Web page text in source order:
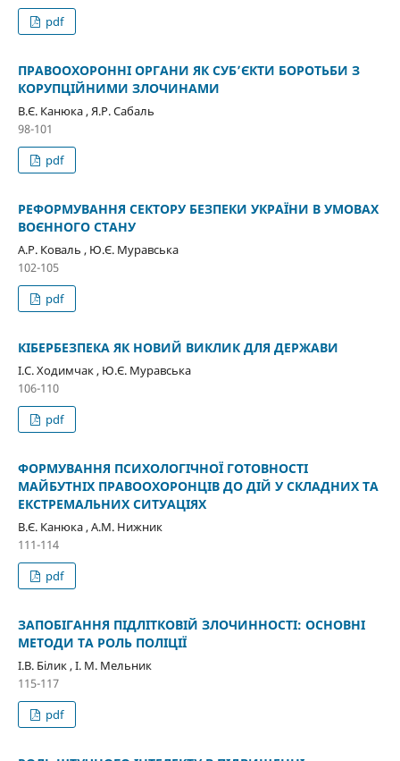
pdf
ПРАВООХОРОННI ОРГАНИ ЯК СУБ’ЄКТИ БОРОТЬБИ З
КОРУПЦІЙНИМИ ЗЛОЧИНАМИ
В.Є. Канюка , Я.Р. Сабаль
98-101
pdf
РЕФОРМУВАННЯ СЕКТОРУ БЕЗПЕКИ УКРАЇНИ В УМОВАХ
ВОЄННОГО СТАНУ
А.Р. Коваль , Ю.Є. Муравська
102-105
pdf
КІБЕРБЕЗПЕКА ЯК НОВИЙ ВИКЛИК ДЛЯ ДЕРЖАВИ
І.С. Ходимчак , Ю.Є. Муравська
106-110
pdf
ФОРМУВАННЯ ПСИХОЛОГІЧНОЇ ГОТОВНОСТІ
МАЙБУТНІХ ПРАВООХОРОНЦІВ ДО ДІЙ У СКЛАДНИХ ТА
ЕКСТРЕМАЛЬНИХ СИТУАЦІЯХ
В.Є. Канюка , А.М. Нижник
111-114
pdf
ЗАПОБІГАННЯ ПІДЛІТКОВІЙ ЗЛОЧИННОСТІ: ОСНОВНІ
МЕТОДИ ТА РОЛЬ ПОЛІЦІЇ
І.В. Білик , І. М. Мельник
115-117
pdf